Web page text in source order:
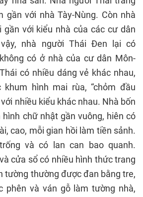
gần với nhà Tày-Nùng. Còn nhà
gần với kiểu nhà của các cư dân
vậy, nhà người Thái Đen lại có
có ở nhà của cư dân Môn-
có nhiều dáng vẻ khác nhau,
hình mai rùa, “chỏm đầu
với nhiều kiểu khác nhau. Nhà bốn
chữ nhật gần vuông, hiên có
cao, mỗi gian hồi làm tiền sảnh.
và có lan can bao quanh.
cửa sổ có nhiều hình thức trang
tường thường được đan bằng tre,
phên và ván gỗ làm tường nhà,